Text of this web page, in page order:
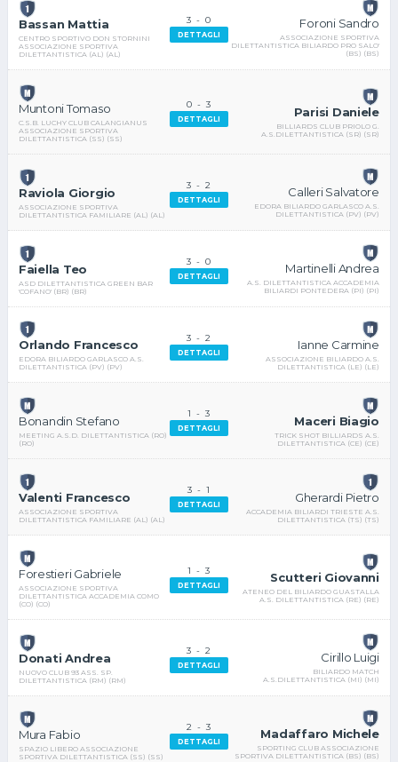
Bassan Mattia
CENTRO SPORTIVO DON STORNINI
ASSOCIAZIONE SPORTIVA
DILETTANTISTICA (AL) (AL)
3 -0
DETTAGLI
Foroni Sandro
ASSOCIAZIONE SPORTIVA
DILETTANTISTICA BILIARDO PRO SALO'
(BS) (BS)
Muntoni Tomaso
C.S.B. LUCHY CLUB CALANGIANUS
ASSOCIAZIONE SPORTIVA
DILETTANTISTICA (SS) (SS)
0 -3
DETTAGLI
Parisi Daniele
BILLIARDS CLUB PRIOLO G.
A.S.DILETTANTISTICA (SR) (SR)
Raviola Giorgio
ASSOCIAZIONE SPORTIVA
DILETTANTISTICA FAMILIARE (AL) (AL)
3 -2
DETTAGLI
Calleri Salvatore
EDORA BILIARDO GARLASCO A.S.
DILETTANTISTICA (PV) (PV)
Faiella Teo
ASD DILETTANTISTICA GREEN BAR
'COFANO' (BR) (BR)
3 -0
DETTAGLI
Martinelli Andrea
A.S. DILETTANTISTICA ACCADEMIA
BILIARDI PONTEDERA (PI) (PI)
Orlando Francesco
EDORA BILIARDO GARLASCO A.S.
DILETTANTISTICA (PV) (PV)
3 -2
DETTAGLI
Ianne Carmine
ASSOCIAZIONE BILIARDO A.S.
DILETTANTISTICA (LE) (LE)
Bonandin Stefano
MEETING A.S.D. DILETTANTISTICA (RO)
(RO)
1 -3
DETTAGLI
Maceri Biagio
TRICK SHOT BILLIARDS A.S.
DILETTANTISTICA (CE) (CE)
Valenti Francesco
ASSOCIAZIONE SPORTIVA
DILETTANTISTICA FAMILIARE (AL) (AL)
3 -1
DETTAGLI
Gherardi Pietro
ACCADEMIA BILIARDI TRIESTE A.S.
DILETTANTISTICA (TS) (TS)
Forestieri Gabriele
ASSOCIAZIONE SPORTIVA
DILETTANTISTICA ACCADEMIA COMO
(CO) (CO)
1 -3
DETTAGLI
Scutteri Giovanni
ATENEO DEL BILIARDO GUASTALLA
A.S. DILETTANTISTICA (RE) (RE)
Donati Andrea
NUOVO CLUB 93 ASS. SP.
DILETTANTISTICA (RM) (RM)
3 -2
DETTAGLI
Cirillo Luigi
BILIARDO MATCH
A.S.DILETTANTISTICA (MI) (MI)
Mura Fabio
SPAZIO LIBERO ASSOCIAZIONE
SPORTIVA DILETTANTISTICA (SS) (SS)
2 -3
DETTAGLI
Madaffaro Michele
SPORTING CLUB ASSOCIAZIONE
SPORTIVA DILETTANTISTICA (BS) (BS)